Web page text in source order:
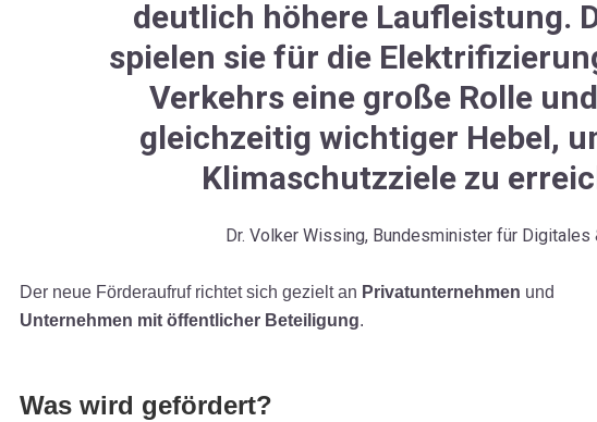
deutlich höhere Laufleistung.
spielen sie für die
Verkehrs eine große Rolle
gleichzeitig wichtiger Hebel,
Klimaschutzziele zu
Dr. Volker Wissing, Bundesminister für Digitales
Der neue Förderaufruf richtet sich gezielt an Privatunternehmen und
Unternehmen mit öffentlicher Beteiligung.
Was wird gefördert?